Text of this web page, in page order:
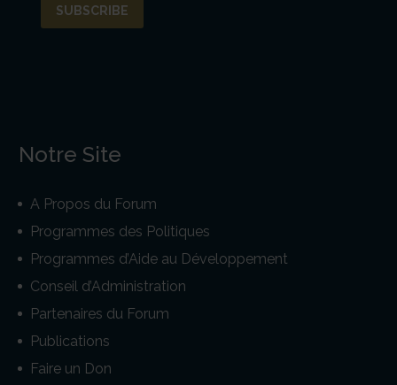
Notre Site
A Propos du Forum
Programmes des Politiques
Programmes d’Aide au Développement
Conseil d’Administration
Partenaires du Forum
Publications
Faire un Don